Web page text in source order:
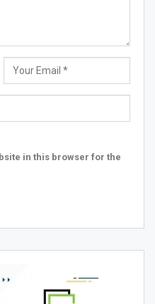
in this browser for the